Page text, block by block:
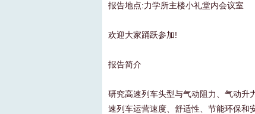
报告地点:力学所主楼小礼堂内会议室
欢迎大家踊跃参加!
报告简介
研究高速列车头型与气动阻力、气动升
速列车运营速度、舒适性、节能环保和